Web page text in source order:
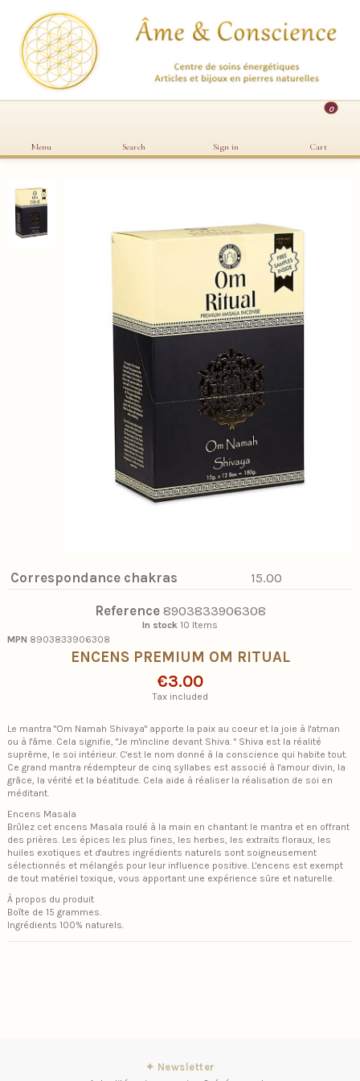
Menu Search Sign in
0
Cart
Correspondance chakras 15.00
Reference 8903833906308
In stock 10 Items
MPN 8903833906308
ENCENS PREMIUM OM RITUAL
€3.00
Tax included
Le mantra "Om Namah Shivaya" apporte la paix au coeur et la joie à l'atman
ou à l'âme. Cela signifie, "Je m'incline devant Shiva. " Shiva est la réalité
suprême, le soi intérieur. C'est le nom donné à la conscience qui habite tout.
Ce grand mantra rédempteur de cinq syllabes est associé à l'amour divin, la
grâce, la vérité et la béatitude. Cela aide à réaliser la réalisation de soi en
méditant.
Encens Masala
Brûlez cet encens Masala roulé à la main en chantant le mantra et en offrant
des prières. Les épices les plus fines, les herbes, les extraits floraux, les
huiles exotiques et d'autres ingrédients naturels sont soigneusement
sélectionnés et mélangés pour leur influence positive. L'encens est exempt
de tout matériel toxique, vous apportant une expérience sûre et naturelle.
À propos du produit
Boîte de 15 grammes.
Ingrédients 100% naturels.
✦ Newsletter